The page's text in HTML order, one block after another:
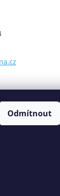
Odmítnout
17.00